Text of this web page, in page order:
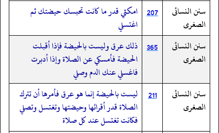
سنن النسائى
الصغرى
207 امكثي قدر ما كانت تحبسك حيضتك ثم
اغتسلي
سنن النسائى
الصغرى
365 ذلك عرق وليست بالحيضة فإذا أقبلت
الحيضة فأمسكي عن الصلاة وإذا أدبرت
فاغسلي عنك الدم وصلي
سنن النسائى
الصغرى
211
ليست بالحيضة إنما هو عرق فأمرها أن تترك
الصلاة قدر أقرائها وحيضتها وتغتسل وتصلي
فكانت تغتسل عند كل صلاة